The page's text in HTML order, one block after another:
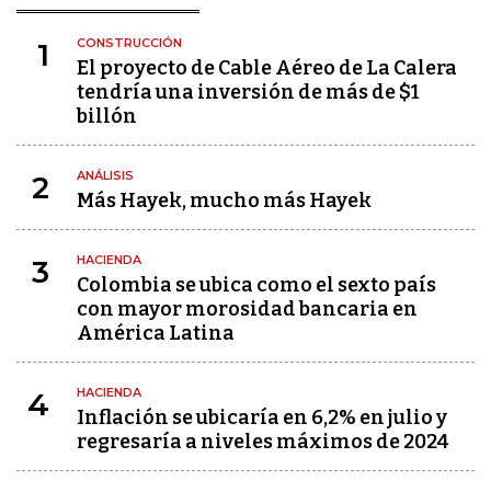
1 CONSTRUCCIÓN
El proyecto de Cable Aéreo de La Calera
tendría una inversión de más de $1
billón
2 ANÁLISIS
Más Hayek, mucho más Hayek
3 HACIENDA
Colombia se ubica como el sexto país
con mayor morosidad bancaria en
América Latina
4 HACIENDA
Inflación se ubicaría en 6,2% en julio y
regresaría a niveles máximos de 2024